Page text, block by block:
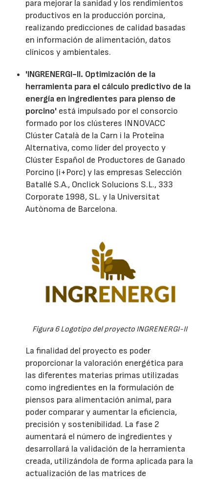
para mejorar la sanidad y los rendimientos
productivos en la producción porcina,
realizando predicciones de calidad basadas
en información de alimentación, datos
clínicos y ambientales.
'INGRENERGI-II. Optimización de la
herramienta para el cálculo predictivo de la
energía en ingredientes para pienso de
porcino' está impulsado por el consorcio
formado por los clústeres INNOVACC
Clúster Català de la Carn i la Proteïna
Alternativa, como líder del proyecto y
Clúster Español de Productores de Ganado
Porcino (i+Porc) y las empresas Selección
Batallé S.A., Onclick Solucions S.L., 333
Corporate 1998, SL. y la Universitat
Autònoma de Barcelona.
Figura 6 Logotipo del proyecto INGRENERGI-II
La finalidad del proyecto es poder
proporcionar la valoración energética para
las diferentes materias primas utilizadas
como ingredientes en la formulación de
piensos para alimentación animal, para
poder comparar y aumentar la eficiencia,
precisión y sostenibilidad. La fase 2
aumentará el número de ingredientes y
desarrollará la validación de la herramienta
creada, utilizándola de forma aplicada para la
actualización de las matrices de